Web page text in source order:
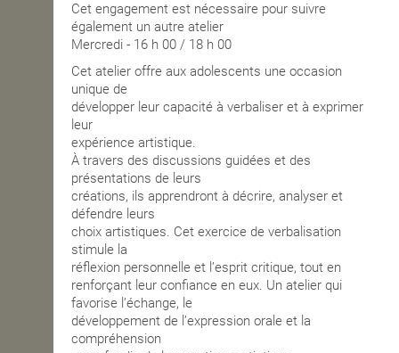
Cet engagement est nécessaire pour suivre
également un autre atelier
Mercredi - 16 h 00 / 18 h 00
Cet atelier offre aux adolescents une occasion
unique de
développer leur capacité à verbaliser et à exprimer
leur
expérience artistique.
À travers des discussions guidées et des
présentations de leurs
créations, ils apprendront à décrire, analyser et
défendre leurs
choix artistiques. Cet exercice de verbalisation
stimule la
réflexion personnelle et l’esprit critique, tout en
renforçant leur confiance en eux. Un atelier qui
favorise l’échange, le
développement de l’expression orale et la
compréhension